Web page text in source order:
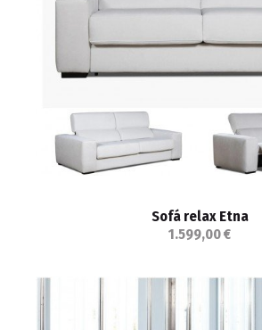
Sofá relax Etna
1.599,00 €